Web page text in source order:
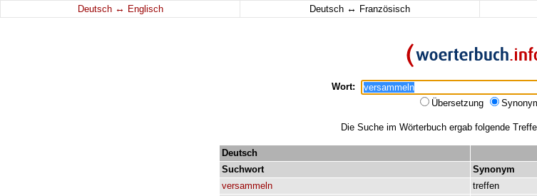
Deutsch ↔ Englisch Deutsch ↔ Französisch
Wort:
Übersetzung
Die Suche im Wörterbuch ergab folgende
Deutsch
Suchwort
Synonym
versammeln
treffen